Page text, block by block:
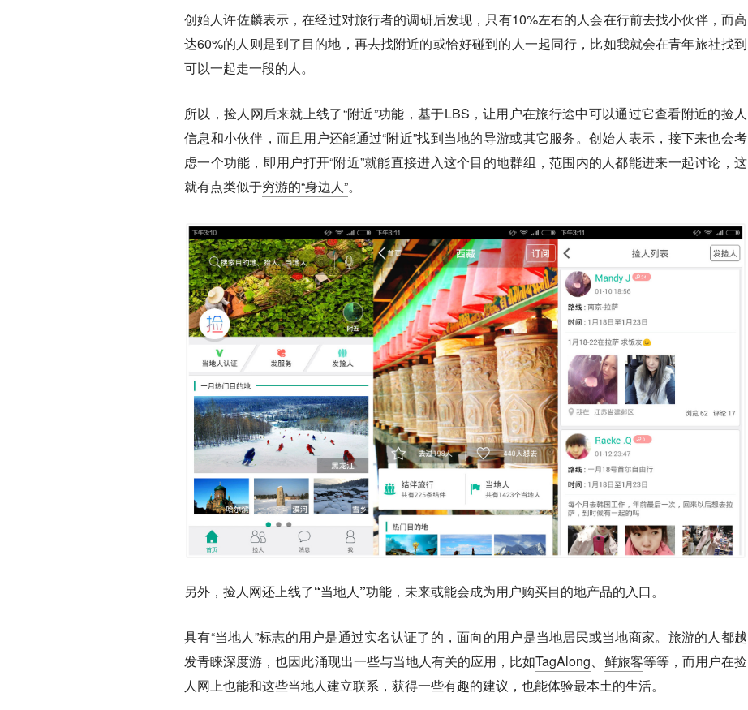
创始人许佐麟表示，在经过对旅行者的调研后发现，只有10%左右的人会在行前去找小伙伴，而高
达60%的人则是到了目的地，再去找附近的或恰好碰到的人一起同行，比如我就会在青年旅社找到
可以一起走一段的人。
所以，捡人网后来就上线了“附近”功能，基于LBS，让用户在旅行途中可以通过它查看附近的捡人
信息和小伙伴，而且用户还能通过“附近”找到当地的导游或其它服务。创始人表示，接下来也会考
虑一个功能，即用户打开“附近”就能直接进入这个目的地群组，范围内的人都能进来一起讨论，这
就有点类似于穷游的“身边人”。
另外，捡人网还上线了“当地人”功能，未来或能会成为用户购买目的地产品的入口。
具有“当地人”标志的用户是通过实名认证了的，面向的用户是当地居民或当地商家。旅游的人都越
发青睐深度游，也因此涌现出一些与当地人有关的应用，比如TagAlong、 鲜旅客等等，而用户在捡
人网上也能和这些当地人建立联系，获得一些有趣的建议，也能体验最本土的生活。